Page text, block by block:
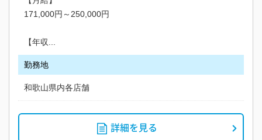
171,000円～250,000円
【年収...
勤務地
和歌山県内各店舗
詳細を見る